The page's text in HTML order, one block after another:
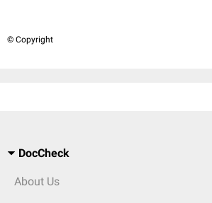
© Copyright
DocCheck
About Us